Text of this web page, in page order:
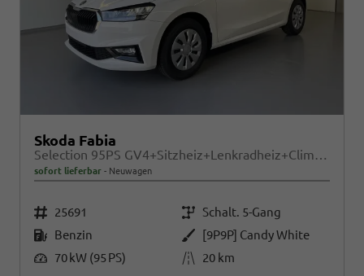
Skoda Fabia
Selection 95PS GV4+Sitzheiz+Lenkradheiz+Climatronic+Sunset+AppConnect+PDC
sofort lieferbar Neuwagen
Fahrzeugnr. 25691 Getriebe Schalt. 5-Gang
Kraftstoff Benzin Außenfarbe
[9P9P] Candy White
Leistung 70 kW (95 PS) Kilometerstand 20 km